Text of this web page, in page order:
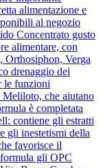
alimentazione e
al negozio
Concentrato gusto
alimentare, con
Orthosiphon, Verga
drenaggio dei
le funzioni
che aiutano
è completata
contiene gli estratti
gli inestetismi della
favorisce il
gli OPC